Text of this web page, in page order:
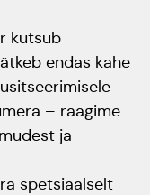
2023
kutsub
endas kahe
– räägime
ja
spetsiaalselt